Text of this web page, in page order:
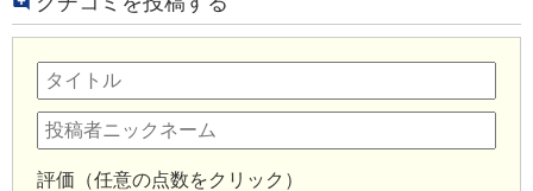
評価（任意の点数をクリック）